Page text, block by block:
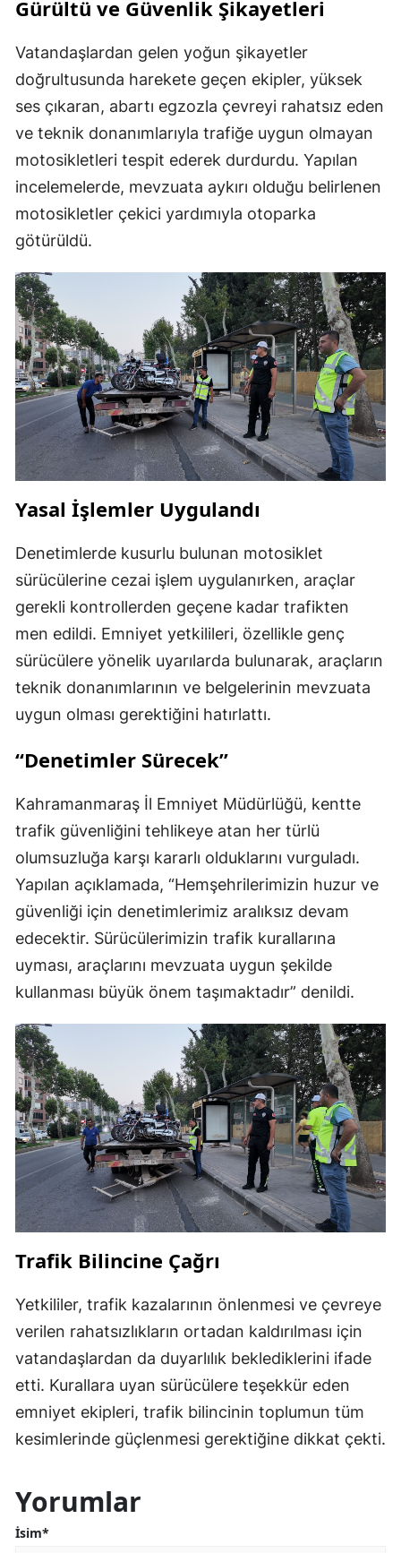
Gürültü ve Güvenlik Şikayetleri
Vatandaşlardan gelen yoğun şikayetler
doğrultusunda harekete geçen ekipler, yüksek
ses çıkaran, abartı egzozla çevreyi rahatsız eden
ve teknik donanımlarıyla trafiğe uygun olmayan
motosikletleri tespit ederek durdurdu. Yapılan
incelemelerde, mevzuata aykırı olduğu belirlenen
motosikletler çekici yardımıyla otoparka
götürüldü.
Yasal İşlemler Uygulandı
Denetimlerde kusurlu bulunan motosiklet
sürücülerine cezai işlem uygulanırken, araçlar
gerekli kontrollerden geçene kadar trafikten
men edildi. Emniyet yetkilileri, özellikle genç
sürücülere yönelik uyarılarda bulunarak, araçların
teknik donanımlarının ve belgelerinin mevzuata
uygun olması gerektiğini hatırlattı.
“Denetimler Sürecek”
Kahramanmaraş İl Emniyet Müdürlüğü, kentte
trafik güvenliğini tehlikeye atan her türlü
olumsuzluğa karşı kararlı olduklarını vurguladı.
Yapılan açıklamada, “Hemşehrilerimizin huzur ve
güvenliği için denetimlerimiz aralıksız devam
edecektir. Sürücülerimizin trafik kurallarına
uyması, araçlarını mevzuata uygun şekilde
kullanması büyük önem taşımaktadır” denildi.
Trafik Bilincine Çağrı
Yetkililer, trafik kazalarının önlenmesi ve çevreye
verilen rahatsızlıkların ortadan kaldırılması için
vatandaşlardan da duyarlılık beklediklerini ifade
etti. Kurallara uyan sürücülere teşekkür eden
emniyet ekipleri, trafik bilincinin toplumun tüm
kesimlerinde güçlenmesi gerektiğine dikkat çekti.
Yorumlar
İsim*